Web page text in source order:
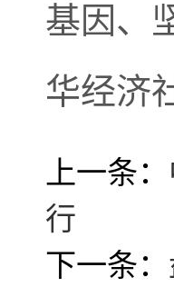
基因、
华经济
上一条：
行
下一条：